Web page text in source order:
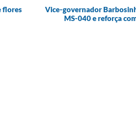
flores
Vice-governador
MS-040 e reforça